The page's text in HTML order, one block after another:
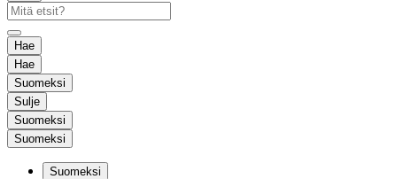
Hae
Hae
Suomeksi
Sulje
Suomeksi
Suomeksi
Suomeksi